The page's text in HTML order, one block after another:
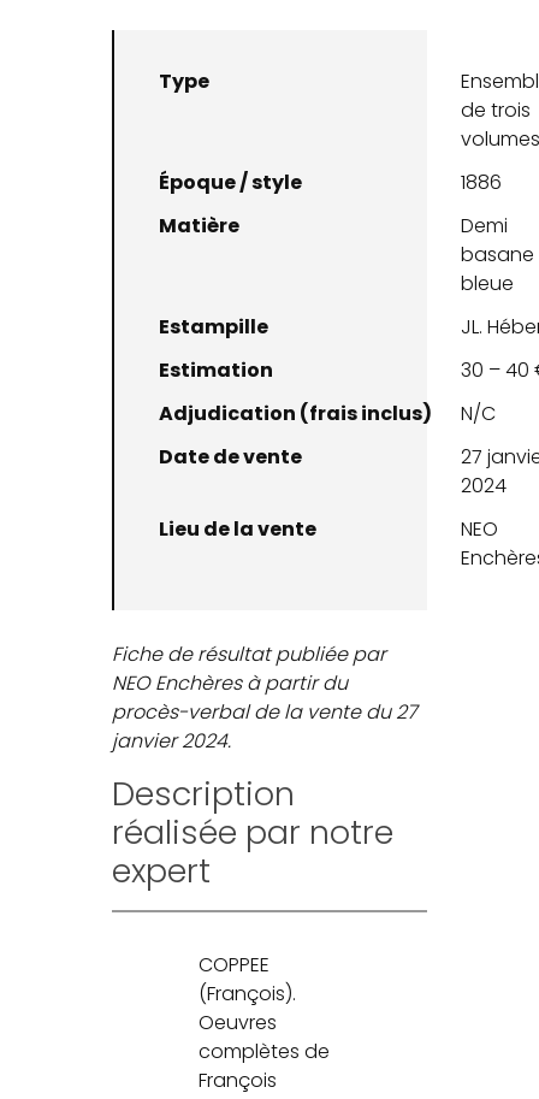
Type
de trois
Époque / style
1886
Matière
Demi
basane
bleue
Estampille
JL.
Estimation
30 – 40
Adjudication (frais inclus)
N/C
Date de vente
27
2024
Lieu de la vente
NEO
Fiche de résultat publiée par
NEO Enchères à partir du
procès-verbal de la vente du 27
janvier 2024.
Description
réalisée par notre
expert
COPPEE
(François).
Oeuvres
complètes de
François